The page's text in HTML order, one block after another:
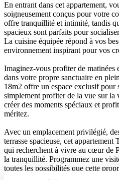
En entrant dans cet appartement,
soigneusement conçus pour votre
offre tranquillité et intimité, tandis
spacieux sont parfaits pour
La cuisine équipée répond à vos
environnement inspirant pour vos
Imaginez-vous profiter de matinées
dans votre propre sanctuaire en
18m2 offre un espace exclusif pour
simplement profiter de la vue sur
créer des moments spéciaux et
méritez.
Avec un emplacement privilégié,
terrasse spacieuse, cet
qui recherchent à vivre au cœur de
la tranquillité. Programmez une
toutes les possibilités que cette